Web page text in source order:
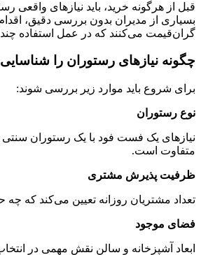
قبل از هرگونه خرید، باید نیازهای
بسیاری از مدیران بدون بررسی دقیق،
گران‌قیمت می‌کنند که در عمل استفاده
چگونه نیازهای رستوران را
برای شروع باید موارد زیر بررسی شوند:
نوع رستوران
نیازهای یک فست فود با یک رستوران سنتی
متفاوت است.
ظرفیت پذیرش مشتری
تعداد مشتریان روزانه تعیین می‌کند که چه
فضای موجود
ابعاد آشپزخانه و سالن نقش مهمی در